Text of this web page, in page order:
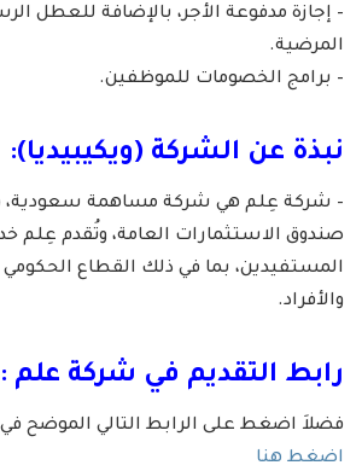
– إجازة مدفوعة الأجر، بالإضافة للعطل
المرضية.
– برامج الخصومات للموظفين.
نبذة عن الشركة (ويكيبيديا):
– شركة عِلم هي شركة مساهمة سعودية،
صندوق الاستثمارات العامة، وتُقدم عِلم
المستفيدين، بما في ذلك القطاع
والأفراد.
رابط التقديم في شركة علم
فضلاَ اضغط على الرابط التالي الموضح
اضغط هنا